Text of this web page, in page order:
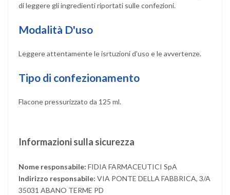
di leggere gli ingredienti riportati sulle confezioni.
Modalità D'uso
Leggere attentamente le isrtuzioni d'uso e le avvertenze.
Tipo di confezionamento
Flacone pressurizzato da 125 ml.
Informazioni sulla sicurezza
Nome responsabile: FIDIA FARMACEUTICI SpA
Indirizzo responsabile: VIA PONTE DELLA FABBRICA, 3/A
35031 ABANO TERME PD